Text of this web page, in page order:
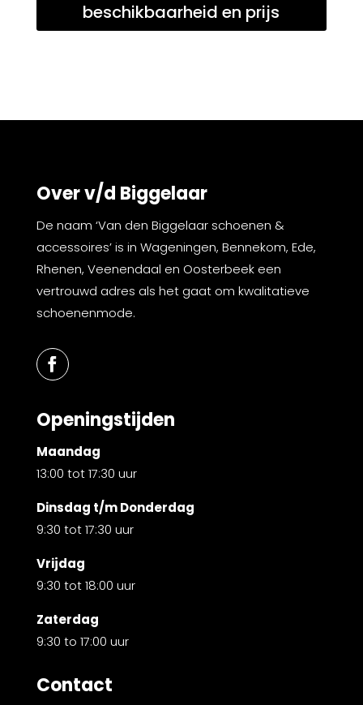
beschikbaarheid en prijs
Over v/d Biggelaar
De naam ‘Van den Biggelaar schoenen &
accessoires’ is in Wageningen, Bennekom, Ede,
Rhenen, Veenendaal en Oosterbeek een
vertrouwd adres als het gaat om kwalitatieve
schoenenmode.
Openingstijden
Maandag
13:00 tot 17:30 uur
Dinsdag t/m Donderdag
9:30 tot 17:30 uur
Vrijdag
9:30 tot 18:00 uur
Zaterdag
9:30 to 17:00 uur
Contact